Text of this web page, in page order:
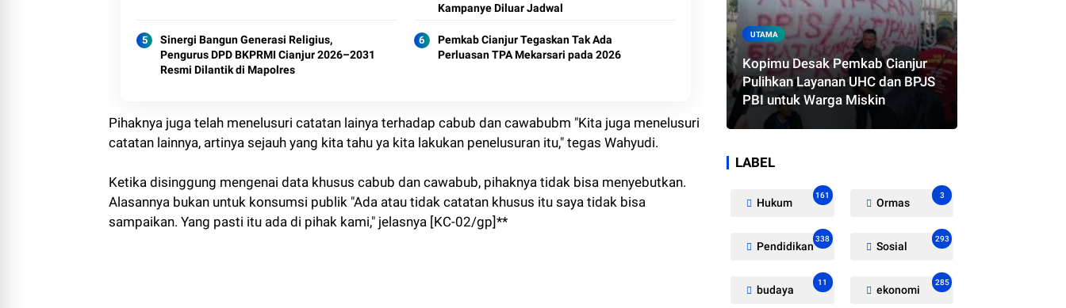
Kampanye Diluar Jadwal
Sinergi Bangun Generasi Religius,
Pengurus DPD BKPRMI Cianjur 2026–2031
Resmi Dilantik di Mapolres
Pemkab Cianjur Tegaskan Tak Ada
Perluasan TPA Mekarsari pada 2026
Pihaknya juga telah menelusuri catatan lainya terhadap cabub dan cawabubm "Kita juga menelusuri
catatan lainnya, artinya sejauh yang kita tahu ya kita lakukan penelusuran itu," tegas Wahyudi.
Ketika disinggung mengenai data khusus cabub dan cawabub, pihaknya tidak bisa menyebutkan.
Alasannya bukan untuk konsumsi publik "Ada atau tidak catatan khusus itu saya tidak bisa
sampaikan. Yang pasti itu ada di pihak kami," jelasnya [KC-02/gp]**
UTAMA
Kopimu Desak Pemkab Cianjur
Pulihkan Layanan UHC dan BPJS
PBI untuk Warga Miskin
LABEL
Hukum
161
Ormas
3
Pendidikan
338
Sosial
293
budaya
11
ekonomi
285